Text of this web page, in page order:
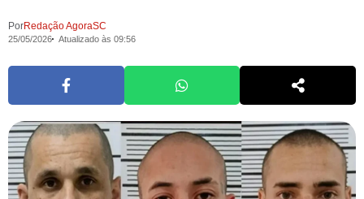
PorRedação AgoraSC
25/05/2026 Atualizado às 09:56